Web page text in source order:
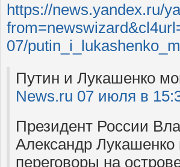
https://news.yandex.ru/
07/
Путин и Лукашенко
News.ru 07 июля в
Президент России
Александр Лукашенко
переговоры на